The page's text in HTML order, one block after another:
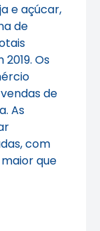
e açúcar,
de
Os
de
As
com
que